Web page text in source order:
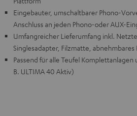
Eingebauter, umschaltbarer Phono-
Anschluss an jeden Phono-oder AUX-
Umfangreicher Lieferumfang inkl.
Singlesadapter, Filzmatte, abnehmbares
Passend für alle Teufel
B. ULTIMA 40 Aktiv)